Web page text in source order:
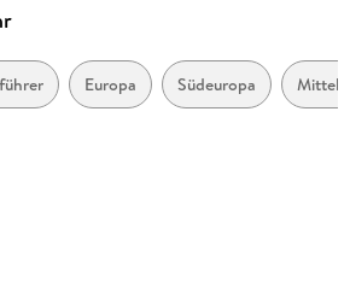
Europa Südeuropa